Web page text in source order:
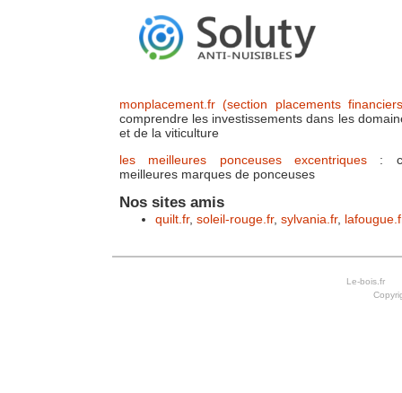
monplacement.fr (section placements
comprendre les investissements dans les
et de la viticulture
les meilleures ponceuses excentriques :
meilleures marques de ponceuses
Nos sites amis
quilt.fr, soleil-rouge.fr, sylvania.fr,
Le-